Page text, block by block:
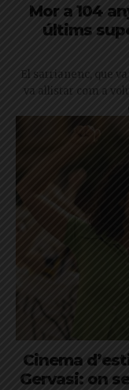
Mor a 104
últims
El sarrianenc, que
va allistar com a
Cinema
Gervasi: on